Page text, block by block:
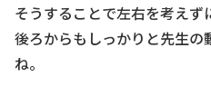
そうすることで左右を考えず
後ろからもしっかりと先生の
ね。